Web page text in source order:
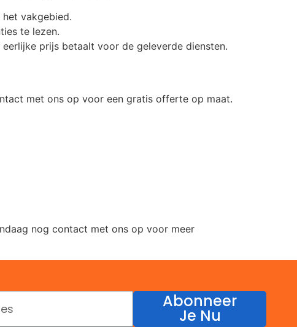
vakgebied.
te lezen.
prijs betaalt voor de geleverde diensten.
met ons op voor een gratis offerte op maat.
nog contact met ons op voor meer
Abonneer
Je Nu